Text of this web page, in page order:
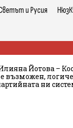
и Русия
Йотова –
възможен,
ни